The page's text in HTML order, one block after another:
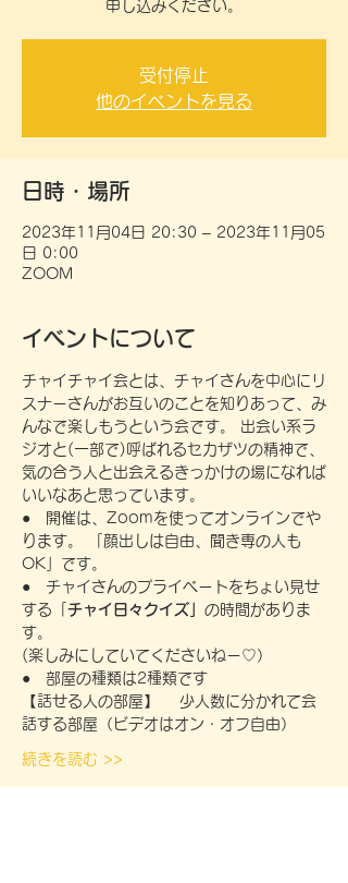
受付停止
他のイベントを見る
日時・場所
2023年11月04日 20:30 – 2023年11月05
日 0:00
ZOOM
イベントについて
チャイチャイ会とは、チャイさんを中心にリ
スナーさんがお互いのことを知りあって、み
んなで楽しもうという会です。 出会い系ラ
ジオと(一部で)呼ばれるセカザツの精神で、
気の合う人と出会えるきっかけの場になれば
いいなあと思っています。
●　開催は、Zoomを使ってオンラインでや
ります。 「顔出しは自由、聞き専の人も
OK」です。
●　チャイさんのプライベートをちょい見せ
する「 チャイ日々クイズ」 の時間がありま
す。
(楽しみにしていてくださいねー♡）
●　部屋の種類は2種類です
【話せる人の部屋】 　少人数に分かれて会
話する部屋（ビデオはオン・オフ自由）
続きを読む >>